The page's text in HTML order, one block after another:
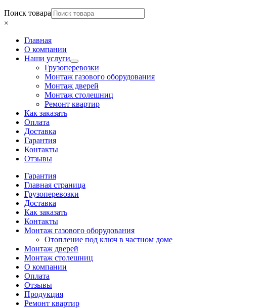
Поиск товара
×
Главная
О компании
Наши услуги
Грузоперевозки
Монтаж газового оборудования
Монтаж дверей
Монтаж столешниц
Ремонт квартир
Как заказать
Оплата
Доставка
Гарантия
Контакты
Отзывы
Гарантия
Главная страница
Грузоперевозки
Доставка
Как заказать
Контакты
Монтаж газового оборудования
Отопление под ключ в частном доме
Монтаж дверей
Монтаж столешниц
О компании
Оплата
Отзывы
Продукция
Ремонт квартир